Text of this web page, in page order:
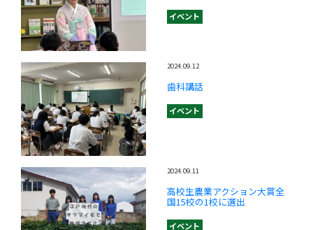
イベント
2024.09.12
歯科講話
イベント
2024.09.11
高校生農業アクション大賞全
国15校の1校に選出
イベント